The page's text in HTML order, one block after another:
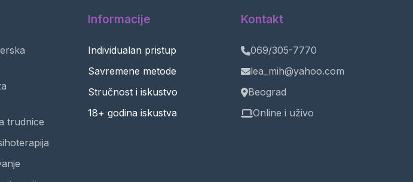
trudnice
Informacije
Individualan pristup
Savremene metode
Stručnost i iskustvo
18+ godina iskustva
Kontakt
069/305-7770
lea_mih@yahoo.com
Beograd
Online i uživo